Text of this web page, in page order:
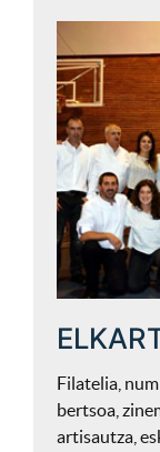
Filatelia,
bertsoa,
artisautza,